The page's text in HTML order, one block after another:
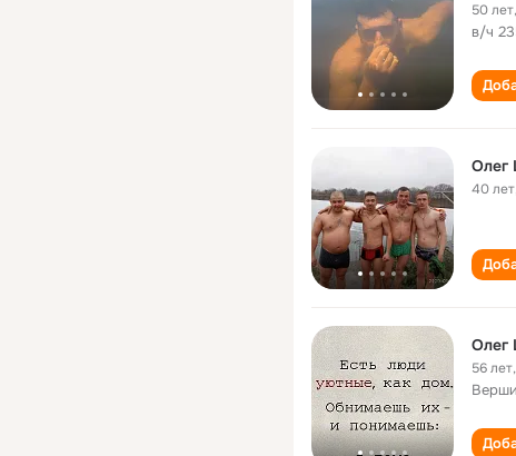
50 лет,
в/ч
Олег
40 лет
Олег
56 лет,